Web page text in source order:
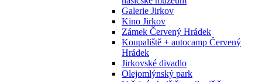
Galerie Jirkov
Kino Jirkov
Zámek Červený Hrádek
Koupaliště + autocamp Červený
Hrádek
Jirkovské divadlo
Olejomlýnský park